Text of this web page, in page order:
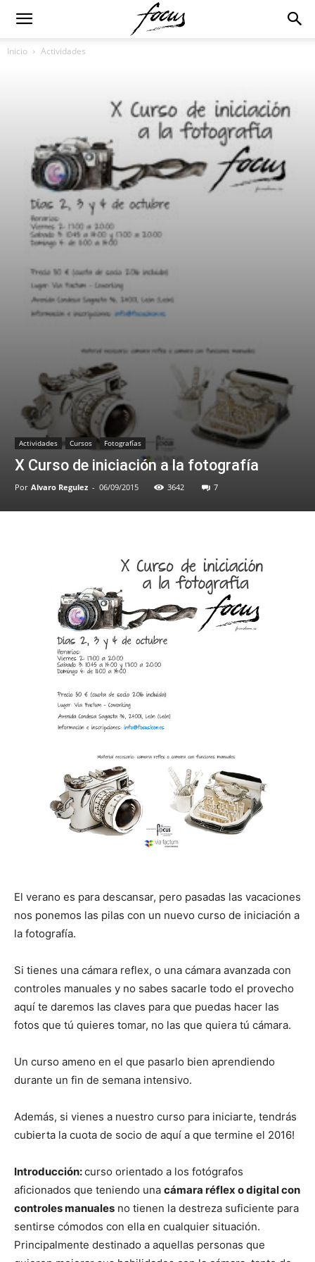
Inicio Actividades
Actividades Cursos Fotografías
X Curso de iniciación a la fotografía
Por Alvaro Regulez - 06/09/2015 3642 7
El verano es para descansar, pero pasadas las vacaciones
nos ponemos las pilas con un nuevo curso de iniciación a
la fotografía.
Si tienes una cámara reflex, o una cámara avanzada con
controles manuales y no sabes sacarle todo el provecho
aquí te daremos las claves para que puedas hacer las
fotos que tú quieres tomar, no las que quiera tú cámara.
Un curso ameno en el que pasarlo bien aprendiendo
durante un fin de semana intensivo.
Además, si vienes a nuestro curso para iniciarte, tendrás
cubierta la cuota de socio de aquí a que termine el 2016!
Introducción:curso orientado a los fotógrafos
aficionados que teniendo una cámara réflex o digital con
controles manuales no tienen la destreza suficiente para
sentirse cómodos con ella en cualquier situación.
Principalmente destinado a aquellas personas que